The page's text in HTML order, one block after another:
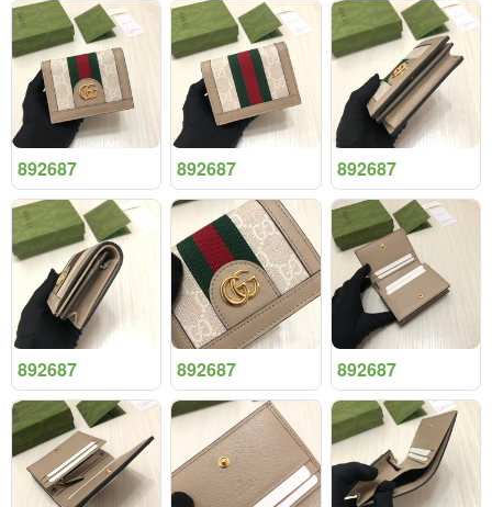
892687 892687 892687
892687 892687 892687